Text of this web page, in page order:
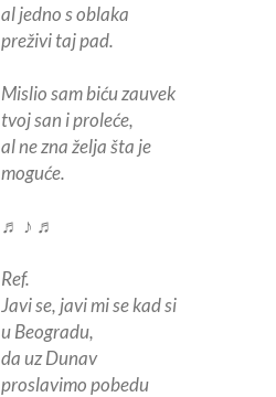
al jedno s oblaka
preživi taj pad.
Mislio sam biću zauvek
tvoj san i proleće,
al ne zna želja šta je
moguće.
♬ ♪ ♬
Ref.
Javi se, javi mi se kad si
u Beogradu,
da uz Dunav
proslavimo pobedu